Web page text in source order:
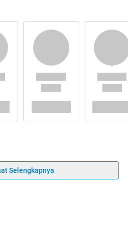
Selengkapnya